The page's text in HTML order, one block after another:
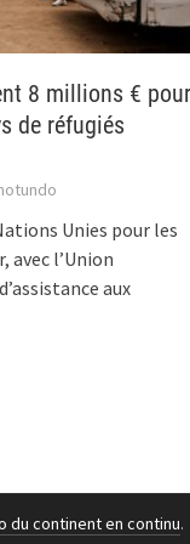
8 millions € pour
de réfugiés
Unies pour les
avec l’Union
aux
du continent en continu.